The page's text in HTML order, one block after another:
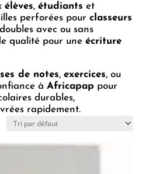
élèves, étudiants et
perforées pour classeurs
avec ou sans
qualité pour une écriture
de notes, exercices, ou
à Africapap pour
durables,
rapidement.